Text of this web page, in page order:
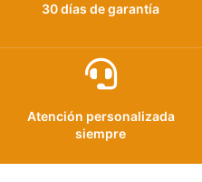
30 días de garantía
Atención personalizada
siempre